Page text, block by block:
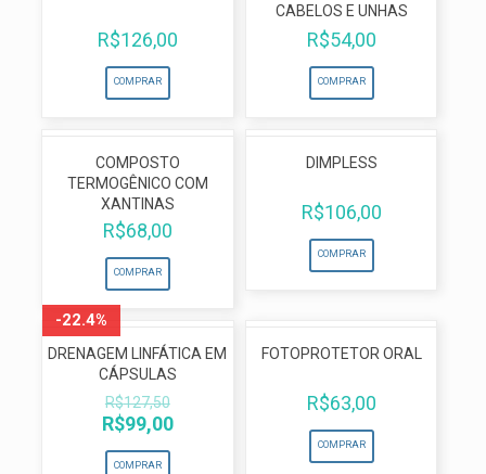
R$126,00
COMPRAR
CABELOS E UNHAS
R$54,00
COMPRAR
COMPOSTO
TERMOGÊNICO COM
XANTINAS
R$68,00
COMPRAR
DIMPLESS
R$106,00
COMPRAR
DRENAGEM LINFÁTICA EM
CÁPSULAS
R$127,50
O
original
R$99,00O
-22.4%
COMPRAR
FOTOPROTETOR ORAL
R$63,00
COMPRAR